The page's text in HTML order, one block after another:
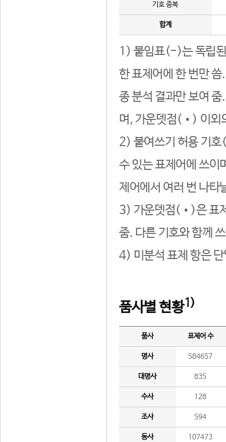
기호 중복
합계
1) 붙임표(-)는 독립된
한 표제어에 한 번만
종 분석 결과만 보여
며, 가운뎃점(•) 이외
2) 붙여쓰기 허용 기호
수 있는 표제어에 쓰이
제어에서 여러 번 나타
3) 가운뎃점(•)은 표
줌. 다른 기호와 함께
4) 미분석 표제 항은
품사별 현황1)
품사 표제어 수
명사 584657
대명사 835
수사 128
조사 594
동사 107473